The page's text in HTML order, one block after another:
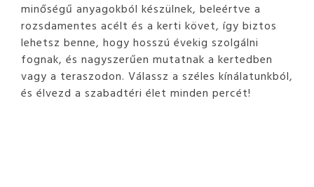
minőségű anyagokból készülnek, beleértve a
rozsdamentes acélt és a kerti követ, így biztos
lehetsz benne, hogy hosszú évekig szolgálni
fognak, és nagyszerűen mutatnak a kertedben
vagy a teraszodon. Válassz a széles kínálatunkból,
és élvezd a szabadtéri élet minden percét!